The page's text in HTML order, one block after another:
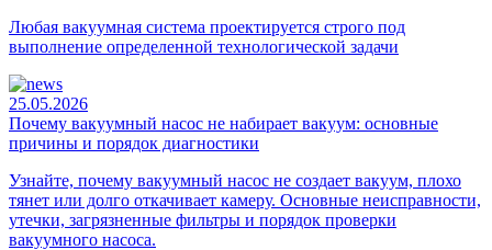
Любая вакуумная система проектируется строго под
выполнение определенной технологической задачи
25.05.2026
Почему вакуумный насос не набирает вакуум: основные
причины и порядок диагностики
Узнайте, почему вакуумный насос не создает вакуум, плохо
тянет или долго откачивает камеру. Основные неисправности,
утечки, загрязненные фильтры и порядок проверки
вакуумного насоса.